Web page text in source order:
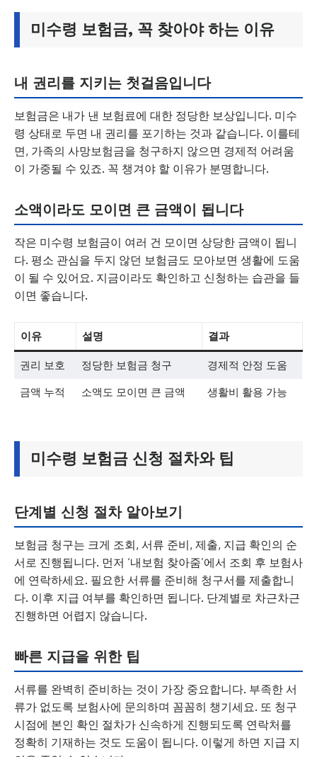
미수령 보험금, 꼭 찾아야 하는 이유
내 권리를 지키는 첫걸음입니다
보험금은 내가 낸 보험료에 대한 정당한 보상입니다. 미수
령 상태로 두면 내 권리를 포기하는 것과 같습니다. 이를테
면, 가족의 사망보험금을 청구하지 않으면 경제적 어려움
이 가중될 수 있죠. 꼭 챙겨야 할 이유가 분명합니다.
소액이라도 모이면 큰 금액이 됩니다
작은 미수령 보험금이 여러 건 모이면 상당한 금액이 됩니
다. 평소 관심을 두지 않던 보험금도 모아보면 생활에 도움
이 될 수 있어요. 지금이라도 확인하고 신청하는 습관을 들
이면 좋습니다.
이유 설명 결과
권리 보호 정당한 보험금 청구 경제적 안정 도움
금액 누적 소액도 모이면 큰 금액 생활비 활용 가능
미수령 보험금 신청 절차와 팁
단계별 신청 절차 알아보기
보험금 청구는 크게 조회, 서류 준비, 제출, 지급 확인의 순
서로 진행됩니다. 먼저 ‘내보험 찾아줌’에서 조회 후 보험사
에 연락하세요. 필요한 서류를 준비해 청구서를 제출합니
다. 이후 지급 여부를 확인하면 됩니다. 단계별로 차근차근
진행하면 어렵지 않습니다.
빠른 지급을 위한 팁
서류를 완벽히 준비하는 것이 가장 중요합니다. 부족한 서
류가 없도록 보험사에 문의하며 꼼꼼히 챙기세요. 또 청구
시점에 본인 확인 절차가 신속하게 진행되도록 연락처를
정확히 기재하는 것도 도움이 됩니다. 이렇게 하면 지급 지